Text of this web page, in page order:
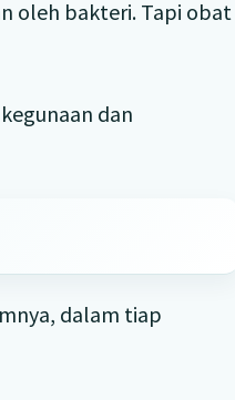
oleh bakteri. Tapi obat
dan
dalam tiap